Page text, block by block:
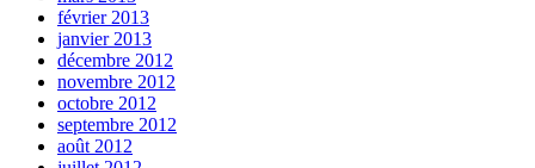
février 2013
janvier 2013
décembre 2012
novembre 2012
octobre 2012
septembre 2012
août 2012